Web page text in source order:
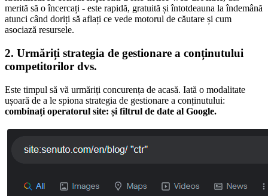
merită să o încercați - este rapidă, gratuită și întotdeauna la îndemână
atunci când doriți să aflați ce vede motorul de căutare și cum
asociază resursele.
2. Urmăriți strategia de gestionare a conținutului
competitorilor dvs.
Este timpul să vă urmăriți concurența de acasă. Iată o modalitate
ușoară de a le spiona strategia de gestionare a conținutului:
combinați operatorul site: și filtrul de date al Google.